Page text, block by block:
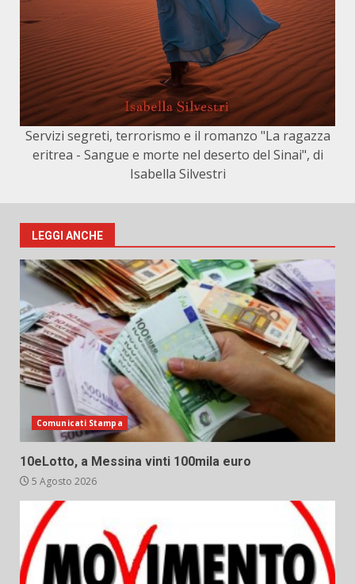
Servizi segreti, terrorismo e il romanzo "La ragazza
eritrea - Sangue e morte nel deserto del Sinai", di
Isabella Silvestri
LEGGI ANCHE
Comunicati Stampa
10eLotto, a Messina vinti 100mila euro
5 Agosto 2026